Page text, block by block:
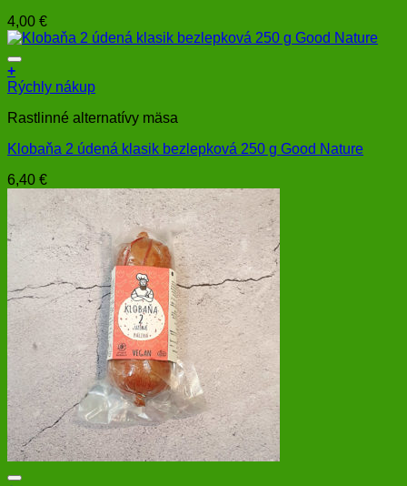
4,00 €
+
Rýchly nákup
Rastlinné alternatívy mäsa
Klobaňa 2 údená klasik bezlepková 250 g Good Nature
6,40 €